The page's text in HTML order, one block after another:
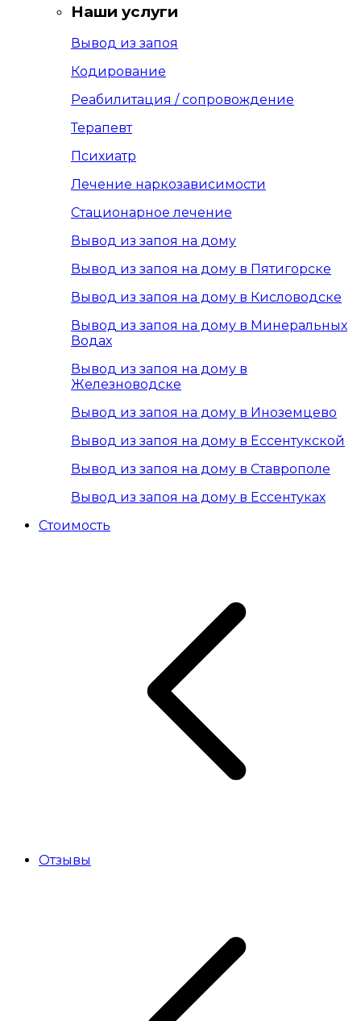
Наши услуги
Вывод из запоя
Кодирование
Реабилитация / сопровождение
Терапевт
Психиатр
Лечение наркозависимости
Стационарное лечение
Вывод из запоя на дому
Вывод из запоя на дому в Пятигорске
Вывод из запоя на дому в Кисловодске
Вывод из запоя на дому в Минеральных
Водах
Вывод из запоя на дому в
Железноводске
Вывод из запоя на дому в Иноземцево
Вывод из запоя на дому в Ессентукской
Вывод из запоя на дому в Ставрополе
Вывод из запоя на дому в Ессентуках
Стоимость
Отзывы